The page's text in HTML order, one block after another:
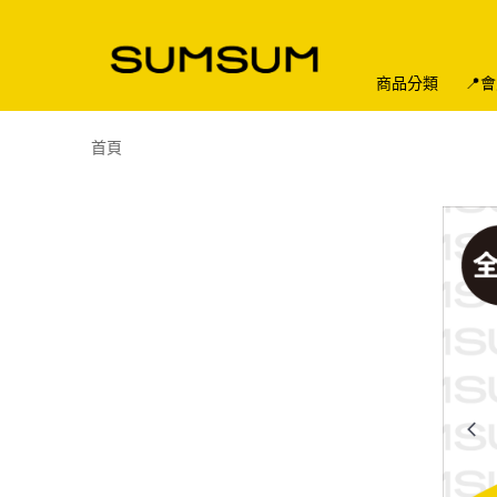
商品分類 📍
首頁